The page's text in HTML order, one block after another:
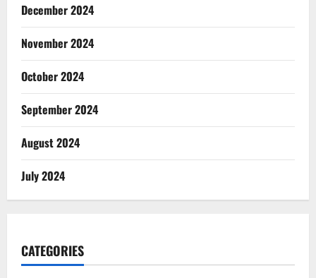
December 2024
November 2024
October 2024
September 2024
August 2024
July 2024
CATEGORIES